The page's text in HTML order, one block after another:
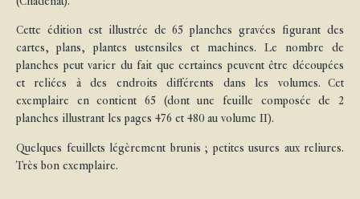
Cette édition est illustrée de 65 planches gravées figurant des
cartes, plans, plantes ustensiles et machines. Le nombre de
planches peut varier du fait que certaines peuvent être découpées
et reliées à des endroits différents dans les volumes. Cet
exemplaire en contient 65 (dont une feuille composée de 2
planches illustrant les pages 476 et 480 au volume II).
Quelques feuillets légèrement brunis ; petites usures aux reliures.
Très bon exemplaire.